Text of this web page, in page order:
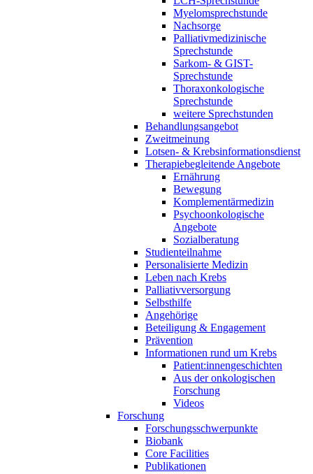
Myelomsprechstunde
Nachsorge
Palliativmedizinische
Sprechstunde
Sarkom- & GIST-
Sprechstunde
Thoraxonkologische
Sprechstunde
weitere Sprechstunden
Behandlungsangebot
Zweitmeinung
Lotsen- & Krebsinformationsdienst
Therapiebegleitende Angebote
Ernährung
Bewegung
Komplementärmedizin
Psychoonkologische
Angebote
Sozialberatung
Studienteilnahme
Personalisierte Medizin
Leben nach Krebs
Palliativversorgung
Selbsthilfe
Angehörige
Beteiligung & Engagement
Prävention
Informationen rund um Krebs
Patient:innengeschichten
Aus der onkologischen
Forschung
Videos
Forschung
Forschungsschwerpunkte
Biobank
Core Facilities
Publikationen